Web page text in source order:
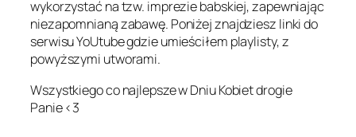
wykorzystać na tzw. imprezie babskiej, zapewniając
niezapomnianą zabawę. Poniżej znajdziesz linki do
serwisu YoUtube gdzie umieściłem playlisty, z
powyższymi utworami.
Wszystkiego co najlepsze w Dniu Kobiet drogie
Panie <3